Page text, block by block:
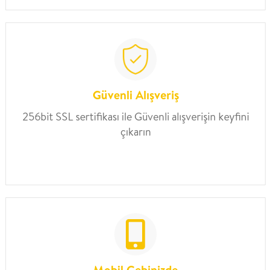
Güvenli Alışveriş
256bit SSL sertifikası ile Güvenli alışverişin keyfini
çıkarın